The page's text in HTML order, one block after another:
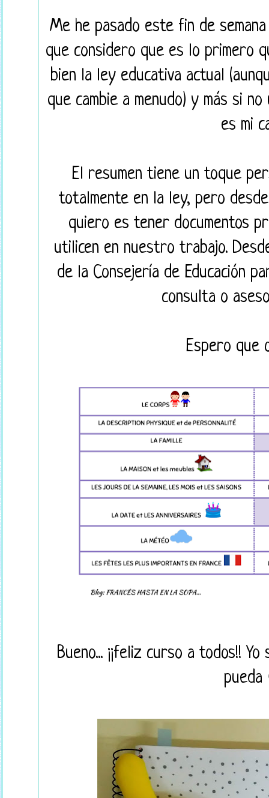
Me he pasado este fin de
que considero que es lo primero
bien la ley educativa actual
que cambie a menudo) y más si
es mi
El resumen tiene un toque
totalmente en la ley, pero
quiero es tener documentos
utilicen en nuestro trabajo.
de la Consejería de Educación
consulta o
Espero que
Bueno... ¡¡feliz curso a todos!!